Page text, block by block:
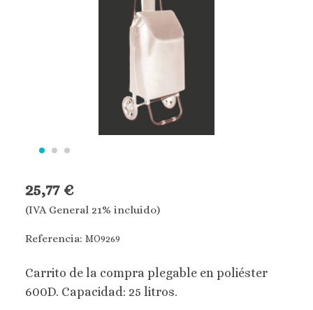
25,77 €
(IVA General 21% incluido)
Referencia: MO9269
Carrito de la compra plegable en poliéster
600D. Capacidad: 25 litros.